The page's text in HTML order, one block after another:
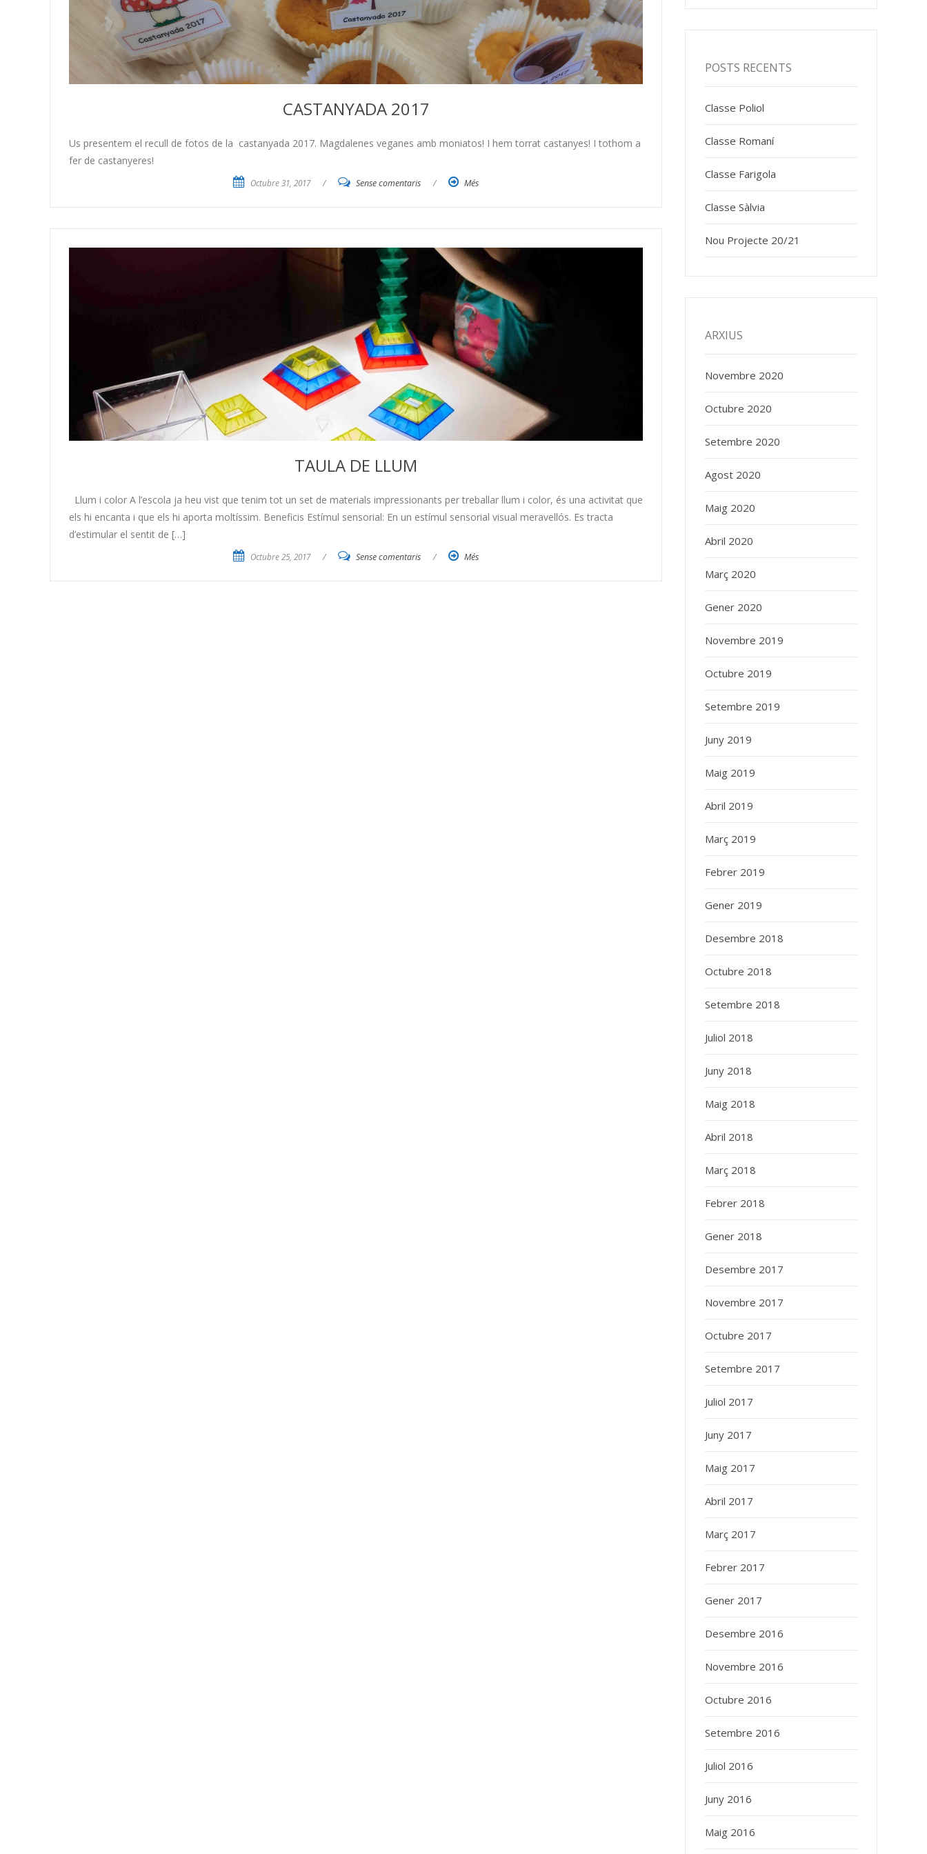
CASTANYADA 2017
Us presentem el recull de fotos de la castanyada 2017. Magdalenes veganes amb moniatos! I hem torrat castanyes! I tothom a
fer de castanyeres!
Octubre 31, 2017 / Sense comentaris / Més
TAULA DE LLUM
Llum i color A l’escola ja heu vist que tenim tot un set de materials impressionants per treballar llum i color, és una activitat que
els hi encanta i que els hi aporta moltíssim. Beneficis Estímul sensorial: En un estímul sensorial visual meravellós. Es tracta
d’estimular el sentit de […]
Octubre 25, 2017 / Sense comentaris / Més
POSTS RECENTS
Classe Poliol
Classe Romaní
Classe Farigola
Classe Sàlvia
Nou Projecte 20/21
ARXIUS
Novembre 2020
Octubre 2020
Setembre 2020
Agost 2020
Maig 2020
Abril 2020
Març 2020
Gener 2020
Novembre 2019
Octubre 2019
Setembre 2019
Juny 2019
Maig 2019
Abril 2019
Març 2019
Febrer 2019
Gener 2019
Desembre 2018
Octubre 2018
Setembre 2018
Juliol 2018
Juny 2018
Maig 2018
Abril 2018
Març 2018
Febrer 2018
Gener 2018
Desembre 2017
Novembre 2017
Octubre 2017
Setembre 2017
Juliol 2017
Juny 2017
Maig 2017
Abril 2017
Març 2017
Febrer 2017
Gener 2017
Desembre 2016
Novembre 2016
Octubre 2016
Setembre 2016
Juliol 2016
Juny 2016
Maig 2016